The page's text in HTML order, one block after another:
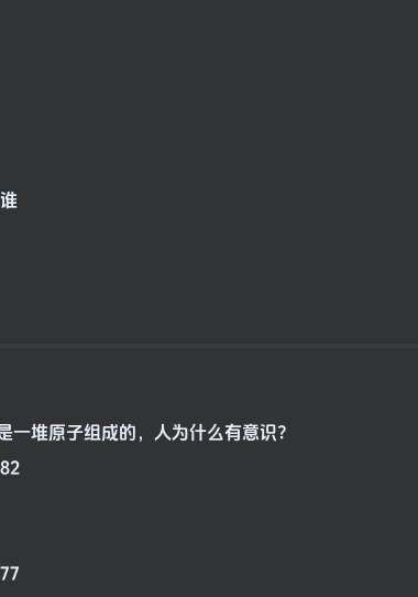
堆原子组成的，人为什么有意识？